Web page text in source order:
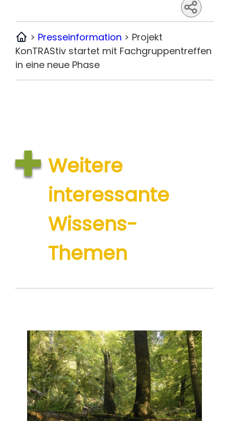
Home
> Presseinformation > Projekt
KonTRAStiv startet mit Fachgruppentreffen
in eine neue Phase
Weitere
interessante
Wissens-
Themen